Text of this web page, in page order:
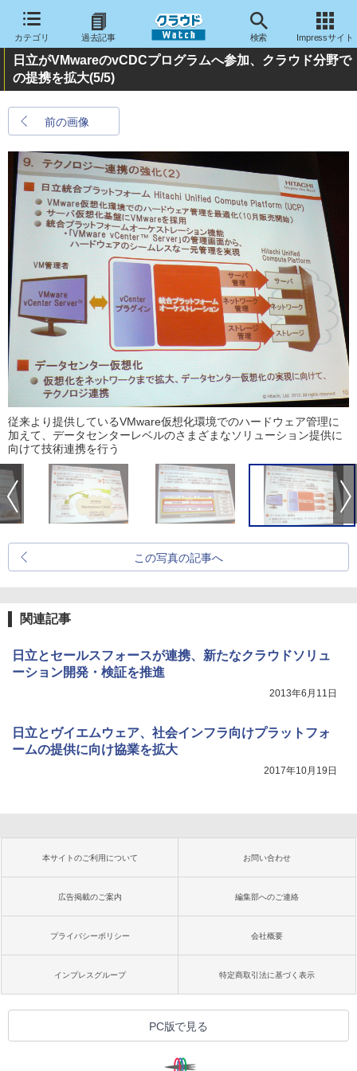
カテゴリ 過去記事 検索 Impressサイト
日立がVMwareのvCDCプログラムへ参加、クラウド分野で
の提携を拡大(5/5)
前の画像
従来より提供しているVMware仮想化環境でのハードウェア管理に
加えて、データセンターレベルのさまざまなソリューション提供に
向けて技術連携を行う
この写真の記事へ
関連記事
日立とセールスフォースが連携、新たなクラウドソリュ
ーション開発・検証を推進
2013年6月11日
日立とヴイエムウェア、社会インフラ向けプラットフォ
ームの提供に向け協業を拡大
2017年10月19日
本サイトのご利用について お問い合わせ
広告掲載のご案内 編集部へのご連絡
プライバシーポリシー 会社概要
インプレスグループ 特定商取引法に基づく表示
PC版で見る